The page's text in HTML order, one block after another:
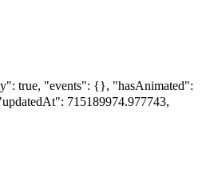
true, "events": {}, "hasAnimated":
715189974.977743,